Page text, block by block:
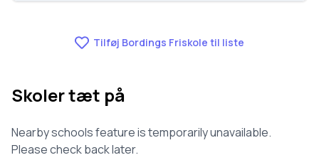
Tilføj Bordings Friskole til liste
Skoler tæt på
Nearby schools feature is temporarily unavailable.
Please check back later.